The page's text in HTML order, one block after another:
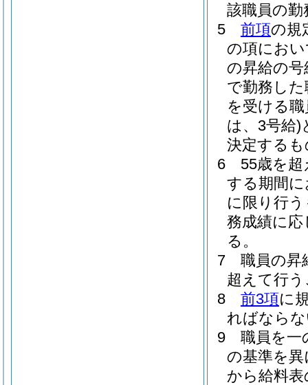
該職員の
5
前項の規
の項にお
の昇給の号
で勤務し
を受ける
は、3号給)
決定する
6
55歳を
する期間
に限り行
務成績に
る。
7
職員の昇
超えて行
8
前3項に
ればなら
9
職員を一
の基準を
から給料